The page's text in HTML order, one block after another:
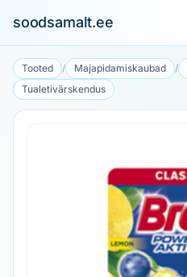
soodsamalt.ee
Tooted / Majapidamiskaubad /
Tualetivärskendus